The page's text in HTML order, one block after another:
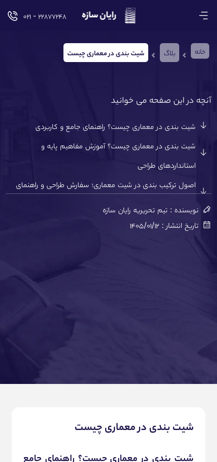
۲۲۸۷۷۲۴۸ - ۰۲۱
خانه بلاگ شیت بندی در معماری چیست
آنچه در این صفحه می خوانید
شیت بندی در معماری چیست؟ راهنمای جامع و کاربردی
شیت بندی در معماری چیست؟ آموزش مفاهیم پایه و
استانداردهای طراحی
اصول ترکیب بندی در شیت معماری؛ سفارش طراحی و راهنمای
نرم افزارهای شیت بندی در معماری؛ دانلود بهترین ابزارهای
آموزش شیت بندی دستی؛ خرید ابزارها و اجرای تکنیک های
ترندهای جدید شیت معماری؛ ایده پردازی و مشاوره طراحی مدرن
نویسنده : تیم تحریریه رایان سازه
تاریخ انتشار : ۱۴۰۵/۰۱/۱۲
شیت بندی در معماری چیست
شیت بندی در معماری چیست؟ راهنمای جامع